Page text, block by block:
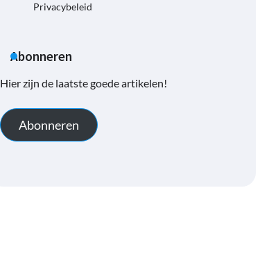
Privacybeleid
Abonneren
Hier zijn de laatste goede artikelen!
Abonneren